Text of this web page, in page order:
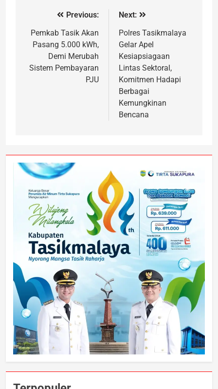
Previous:
Pemkab Tasik Akan
Pasang 5.000 kWh,
Demi Merubah
Sistem Pembayaran
PJU
Next:
Polres Tasikmalaya
Gelar Apel
Kesiapsiagaan
Lintas Sektoral,
Komitmen Hadapi
Berbagai
Kemungkinan
Bencana